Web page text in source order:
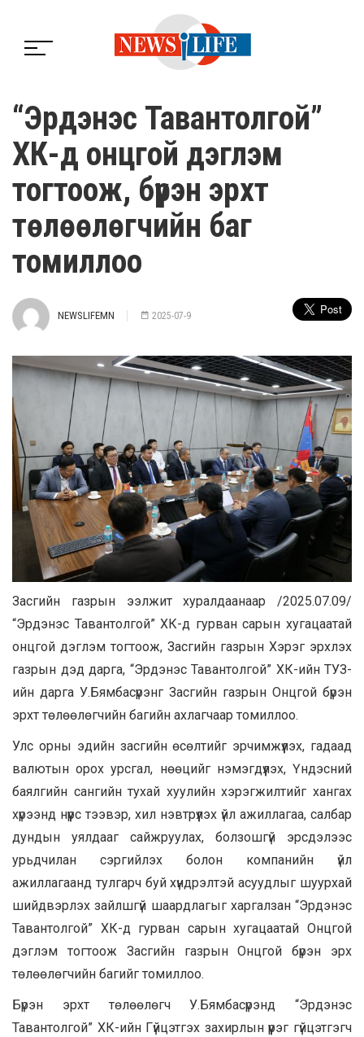
“Эрдэнэс Тавантолгой”
ХК-д онцгой дэглэм
тогтоож, бүрэн эрхт
төлөөлөгчийн баг
томиллоо
NEWSLIFEMN 2025-07-9
Засгийн газрын ээлжит хуралдаанаар /2025.07.09/
“Эрдэнэс Тавантолгой” ХК-д гурван сарын хугацаатай
онцгой дэглэм тогтоож, Засгийн газрын Хэрэг эрхлэх
газрын дэд дарга, “Эрдэнэс Тавантолгой” ХК-ийн ТУЗ-
ийн дарга У.Бямбасүрэнг Засгийн газрын Онцгой бүрэн
эрхт төлөөлөгчийн багийн ахлагчаар томиллоо.
Улс орны эдийн засгийн өсөлтийг эрчимжүүлэх, гадаад
валютын орох урсгал, нөөцийг нэмэгдүүлэх, Үндэсний
баялгийн сангийн тухай хуулийн хэрэгжилтийг хангах
хүрээнд нүүрс тээвэр, хил нэвтрүүлэх үйл ажиллагаа, салбар
дундын уялдааг сайжруулах, болзошгүй эрсдэлээс
урьдчилан сэргийлэх болон компанийн үйл
ажиллагаанд тулгарч буй хүндрэлтэй асуудлыг шуурхай
шийдвэрлэх зайлшгүй шаардлагыг харгалзан “Эрдэнэс
Тавантолгой” ХК-д гурван сарын хугацаатай Онцгой
дэглэм тогтоож Засгийн газрын Онцгой бүрэн эрх
төлөөлөгчийн багийг томиллоо.
Бүрэн эрхт төлөөлөгч У.Бямбасүрэнд “Эрдэнэс
Тавантолгой” ХК-ийн Гүйцэтгэх захирлын үүрэг гүйцэтгэгч